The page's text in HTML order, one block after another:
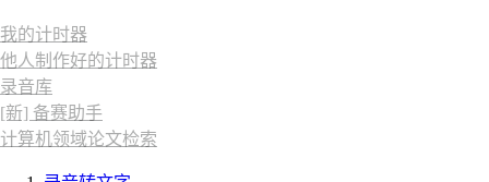
我的计时器
他人制作好的计时器
录音库
[新] 备赛助手
计算机领域论文检索